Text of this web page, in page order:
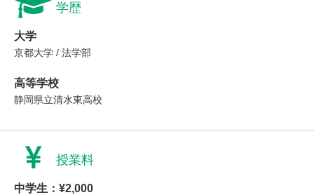
学歴
大学
京都大学 / 法学部
高等学校
静岡県立清水東高校
授業料
中学生：¥2,000